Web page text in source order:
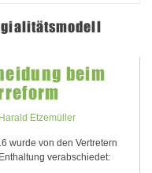
beim
Harald Etzemüller
wurde von den Vertretern
verabschiedet: